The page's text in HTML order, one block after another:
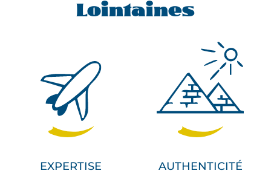
Lointaines
EXPERTISE AUTHENTICITÉ